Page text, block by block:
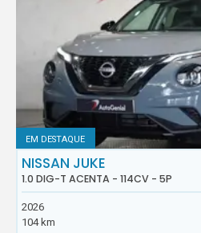
EM DESTAQUE
NISSAN JUKE
1.0 DIG-T ACENTA - 114CV - 5P
2026
104 km